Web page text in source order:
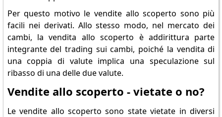
Per questo motivo le vendite allo scoperto sono più
facili nei derivati. Allo stesso modo, nel mercato dei
cambi, la vendita allo scoperto è addirittura parte
integrante del trading sui cambi, poiché la vendita di
una coppia di valute implica una speculazione sul
ribasso di una delle due valute.
Vendite allo scoperto - vietate o no?
Le vendite allo scoperto sono state vietate in diversi